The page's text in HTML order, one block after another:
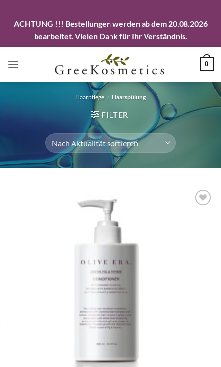
ACHTUNG !!! Bestellungen werden ab dem 20.08.2026
bearbeitet. Vielen Dank für Ihr Verständnis.
Inhalt
0
Haarpflege / Haarspülung
FILTER